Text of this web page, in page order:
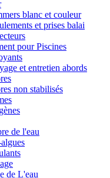
blanc et couleur
et prises balai
pour Piscines
et entretien abords
non stabilisés
de l'eau
de L'eau